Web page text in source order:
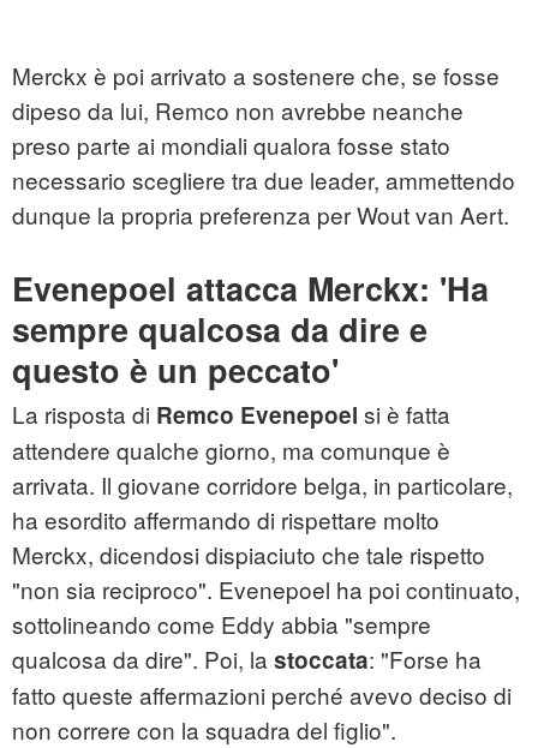
Merckx è poi arrivato a sostenere che, se fosse
dipeso da lui, Remco non avrebbe neanche
preso parte ai mondiali qualora fosse stato
necessario scegliere tra due leader, ammettendo
dunque la propria preferenza per Wout van Aert.
Evenepoel attacca Merckx: 'Ha
sempre qualcosa da dire e
questo è un peccato'
La risposta di Remco Evenepoel si è fatta
attendere qualche giorno, ma comunque è
arrivata. Il giovane corridore belga, in particolare,
ha esordito affermando di rispettare molto
Merckx, dicendosi dispiaciuto che tale rispetto
"non sia reciproco". Evenepoel ha poi continuato,
sottolineando come Eddy abbia "sempre
qualcosa da dire". Poi, la stoccata: "Forse ha
fatto queste affermazioni perché avevo deciso di
non correre con la squadra del figlio".